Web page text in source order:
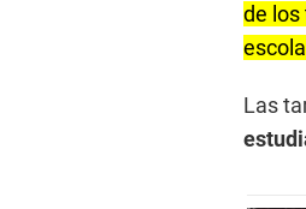
de los
Las